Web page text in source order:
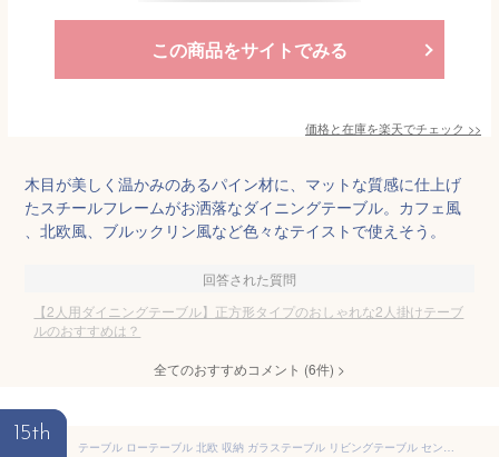
この商品をサイトでみる
価格と在庫を楽天でチェック >>
木目が美しく温かみのあるパイン材に、マットな質感に仕上げ
たスチールフレームがお洒落なダイニングテーブル。カフェ風
、北欧風、ブルックリン風など色々なテイストで使えそう。
回答された質問
【2人用ダイニングテーブル】正方形タイプのおしゃれな2人掛けテーブ
ルのおすすめは？
全てのおすすめコメント (6件) >
15th
テーブル ローテーブル 北欧 収納 ガラステーブル リビングテーブル センターテーブル 引き出し ディスプレイ シンプル モダン 木製 シンプル ガラス おしゃれ かわいい ローテーブル Rolf〔ロルフ〕 ブラウン ホワイト